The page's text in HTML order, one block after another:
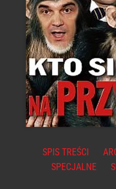
SPIS TREŚCI
SPECJALNE